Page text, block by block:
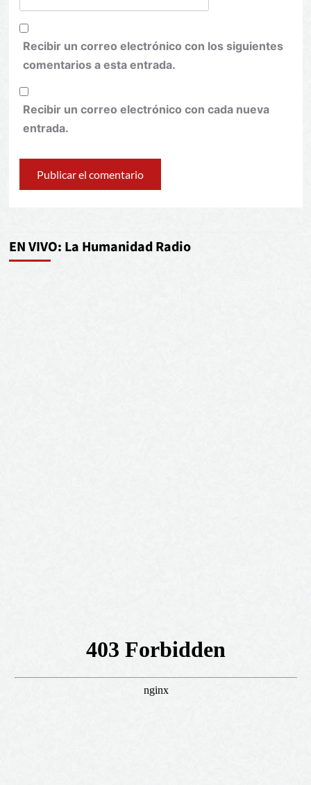
Recibir un correo electrónico con los siguientes
comentarios a esta entrada.
Recibir un correo electrónico con cada nueva
entrada.
EN VIVO: La Humanidad Radio